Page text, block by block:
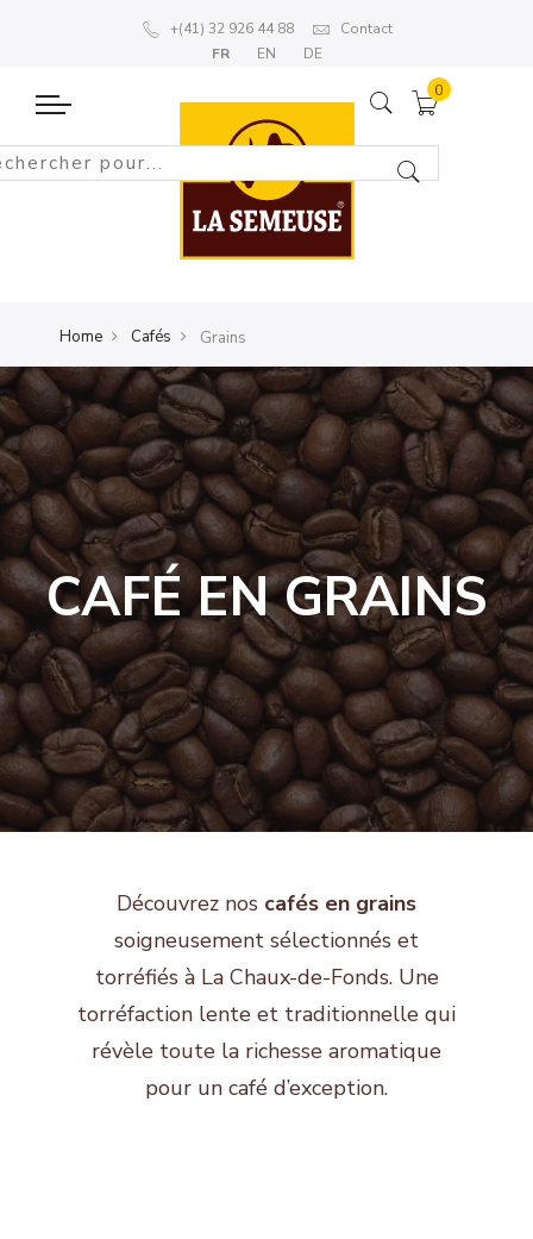
+(41) 32 926 44 88
Contact
FR
EN DE
Home Cafés Grains
CAFÉ EN GRAINS
Découvrez nos cafés en grains
soigneusement sélectionnés et
torréfiés à La Chaux-de-Fonds. Une
torréfaction lente et traditionnelle qui
révèle toute la richesse aromatique
pour un café d’exception.